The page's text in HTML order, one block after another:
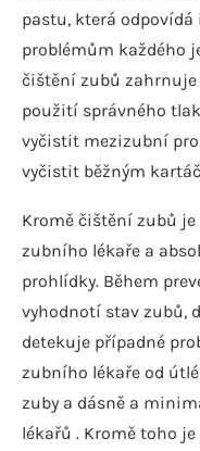
pastu, která
problémům každého
čištění zubů zahrnuje
použití správného
vyčistit mezizubní
vyčistit běžným
Kromě čištění zubů
zubního lékaře a
prohlídky. Během
vyhodnotí stav zubů,
detekuje případné
zubního lékaře od
zuby a dásně a
lékařů . Kromě toho